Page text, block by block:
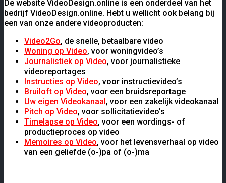
De website VideoDesign.online is een onderdeel van het
bedrijf VideoDesign.online. Hebt u wellicht ook belang bij
een van onze andere videoproducten:
Video2Go, de snelle, betaalbare video
Woning op Video, voor woningvideo’s
Journalistiek op Video, voor journalistieke
videoreportages
Instructies op Video, voor instructievideo’s
Bruiloft op Video, voor een bruidsreportage
Uw eigen Videokanaal, voor een zakelijk videokanaal
Pitch op Video, voor sollicitatievideo’s
Timelapse op Video, voor een wordings- of
productieproces op video
Memoires op Video, voor het levensverhaal op video
van een geliefde (o-)pa of (o-)ma